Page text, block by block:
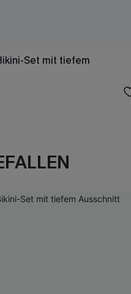
Set mit tiefem